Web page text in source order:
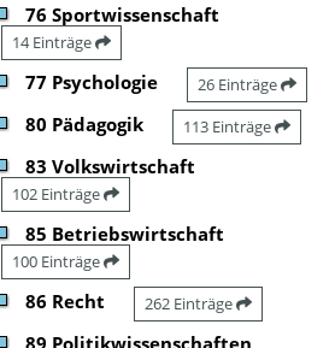
76 Sportwissenschaft
14 Einträge
77 Psychologie 26 Einträge
80 Pädagogik 113 Einträge
83 Volkswirtschaft
102 Einträge
85 Betriebswirtschaft
100 Einträge
86 Recht 262 Einträge
89 Politikwissenschaften